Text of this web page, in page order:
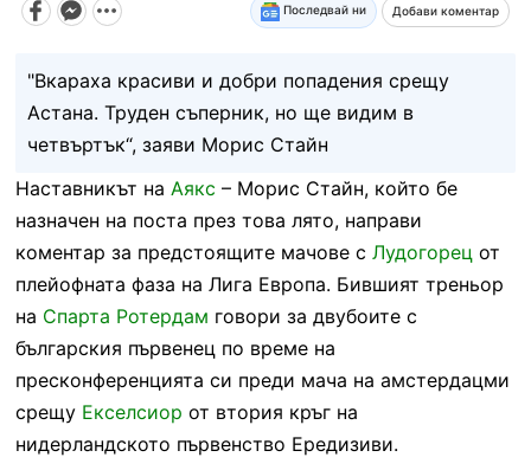
Последвай ни Добави коментар
"Вкараха красиви и добри попадения срещу
Астана. Труден съперник, но ще видим в
четвъртък“, заяви Морис Стайн
Наставникът на Аякс – Морис Стайн, който бе
назначен на поста през това лято, направи
коментар за предстоящите мачове с Лудогорец от
плейофната фаза на Лига Европа. Бившият треньор
на Спарта Ротердам говори за двубоите с
българския първенец по време на
пресконференцията си преди мача на амстердацми
срещу Екселсиор от втория кръг на
нидерландското първенство Ередизиви.